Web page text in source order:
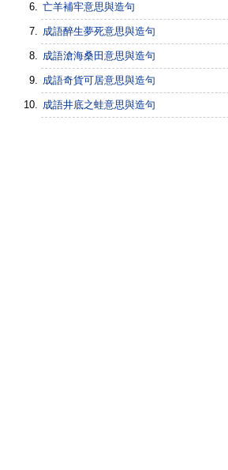
亡羊補牢意思與造句
成語醉生夢死意思與造句
成語滄海桑田意思與造句
成語奇貨可居意思與造句
成語井底之蛙意思與造句